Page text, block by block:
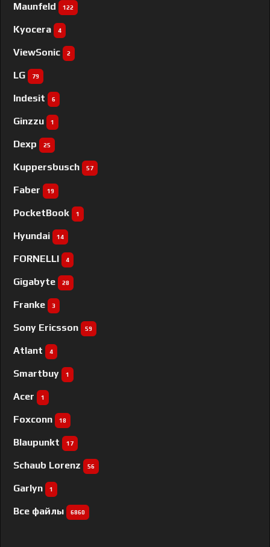
Maunfeld 122
Kyocera 4
ViewSonic 2
LG 79
Indesit 6
Ginzzu 1
Dexp 25
Kuppersbusch 57
Faber 19
PocketBook 1
Hyundai 14
FORNELLI 4
Gigabyte 28
Franke 3
Sony Ericsson 59
Atlant 4
Smartbuy 1
Acer 1
Foxconn 18
Blaupunkt 17
Schaub Lorenz 56
Garlyn 1
Все файлы 6860